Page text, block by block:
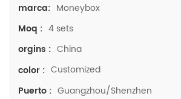
marca: Moneybox
Moq : 4 sets
orgins : China
color : Customized
Puerto : Guangzhou/Shenzhen